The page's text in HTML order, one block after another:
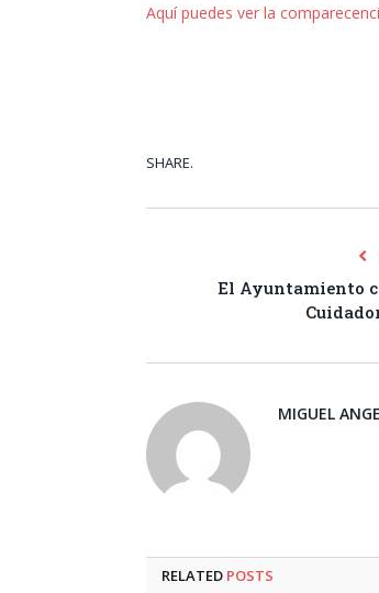
Aquí puedes ver la
SHARE.
El Ayuntamiento
MIGUEL
RELATED POSTS